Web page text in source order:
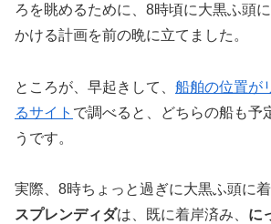
ろを眺めるために、8時頃に大黒ふ頭
かける計画を前の晩に立てました。
ところが、早起きして、 船舶の位置が
るサイト で調べると、どちらの船も予
うです。
実際、8時ちょっと過ぎに大黒ふ頭に着
スプレンディダは、既に着岸済み、 に